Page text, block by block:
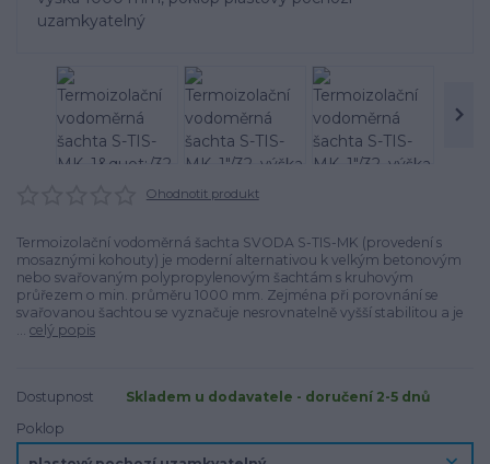
Ohodnotit produkt
Termoizolační vodoměrná šachta SVODA S-TIS-MK (provedení s
mosaznými kohouty) je moderní alternativou k velkým betonovým
nebo svařovaným polypropylenovým šachtám s kruhovým
průřezem o min. průměru 1000 mm. Zejména při porovnání se
svařovanou šachtou se vyznačuje nesrovnatelně vyšší stabilitou a je
celý popis
Dostupnost
Skladem u dodavatele - doručení 2-5 dnů
Poklop